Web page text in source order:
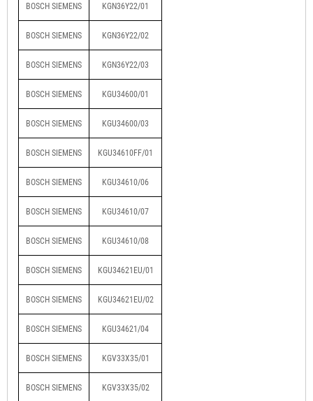
BOSCH SIEMENS KGN36Y22/01
BOSCH SIEMENS KGN36Y22/02
BOSCH SIEMENS KGN36Y22/03
BOSCH SIEMENS KGU34600/01
BOSCH SIEMENS KGU34600/03
BOSCH SIEMENS KGU34610FF/01
BOSCH SIEMENS KGU34610/06
BOSCH SIEMENS KGU34610/07
BOSCH SIEMENS KGU34610/08
BOSCH SIEMENS KGU34621EU/01
BOSCH SIEMENS KGU34621EU/02
BOSCH SIEMENS KGU34621/04
BOSCH SIEMENS KGV33X35/01
BOSCH SIEMENS KGV33X35/02